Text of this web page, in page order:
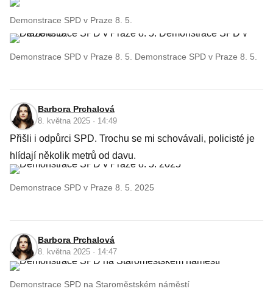
Demonstrace SPD v Praze 8. 5.
Demonstrace SPD v Praze 8. 5. Demonstrace SPD v Praze 8. 5.
Barbora Prchalová
8. května 2025 · 14:49
Přišli i odpůrci SPD. Trochu se mi schovávali, policisté je
hlídají několik metrů od davu.
Demonstrace SPD v Praze 8. 5. 2025
Barbora Prchalová
8. května 2025 · 14:47
Demonstrace SPD na Staroměstském náměstí